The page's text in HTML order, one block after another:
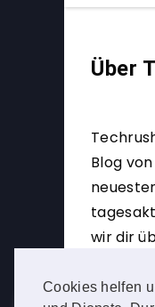
Cookies helfen
Über
Blog von
wir dir
werden.